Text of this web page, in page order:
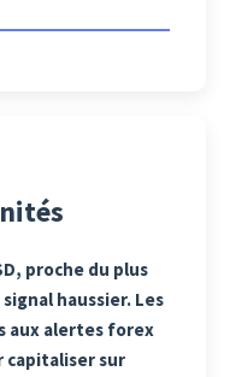
proche du plus
haussier. Les
alertes forex
capitaliser sur